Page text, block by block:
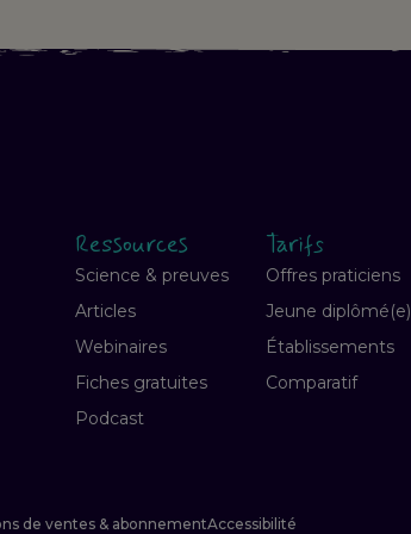
Ressources
Science & preuves
Articles
Webinaires
Fiches gratuites
Podcast
Tarifs
Offres praticiens
Jeune diplômé(e)
Établissements
Comparatif
de ventes & abonnementAccessibilité